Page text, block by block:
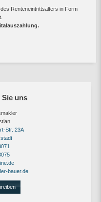
uns
Str. 23A
bauer.de
Renteneintrittsalters in Form